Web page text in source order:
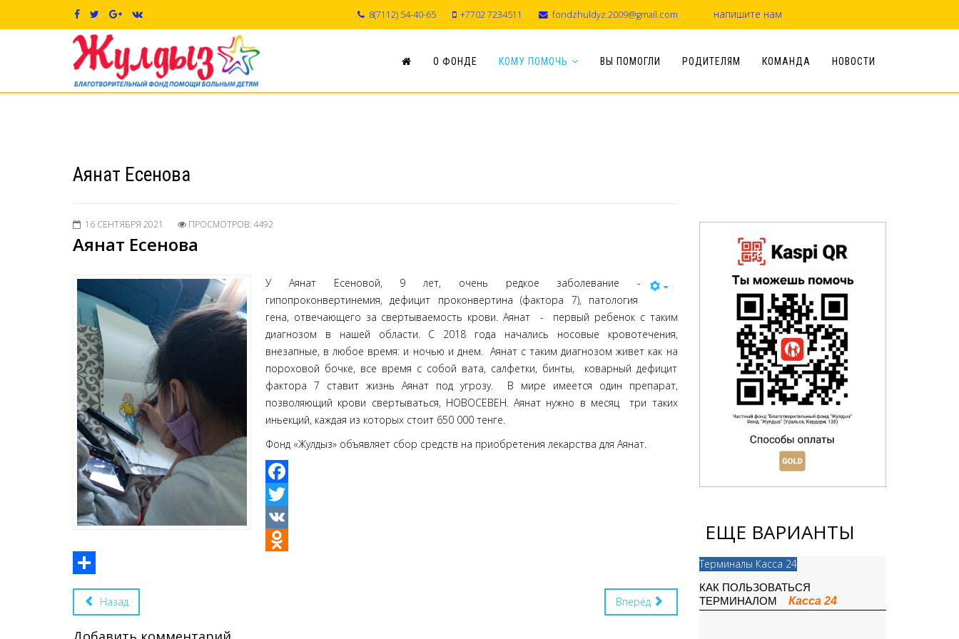
8(7112) 54-40-65 +7702 7234511 fondzhuldyz.2009@gmail.com напишите нам
О ФОНДЕ КОМУ ПОМОЧЬ ВЫ ПОМОГЛИ РОДИТЕЛЯМ КОМАНДА НОВОСТИ
Аянат Есенова
16 СЕНТЯБРЯ 2021 ПРОСМОТРОВ: 4492
Аянат Есенова
У Аянат Есеновой, 9 лет, очень редкое заболевание -
гипопроконвертинемия, дефицит проконвертина (фактора 7), патология
гена, отвечающего за свертываемость крови. Аянат - первый ребенок с таким
диагнозом в нашей области. С 2018 года начались носовые кровотечения,
внезапные, в любое время: и ночью и днем. Аянат с таким диагнозом живет как на
пороховой бочке, все время с собой вата, салфетки, бинты, коварный дефицит
фактора 7 ставит жизнь Аянат под угрозу. В мире имеется один препарат,
позволяющий крови свертываться, НОВОСЕВЕН. Аянат нужно в месяц три таких
иньекций, каждая из которых стоит 650 000 тенге.
Фонд «Жулдыз» объявляет сбор средств на приобретения лекарства для Аянат.
Facebook
Twitter
VK
Odnoklassniki
Share
Назад
Вперёд
ЕЩЕ ВАРИАНТЫ
Терминалы Касса 24
КАК ПОЛЬЗОВАТЬСЯ
ТЕРМИНАЛОМ Касса 24